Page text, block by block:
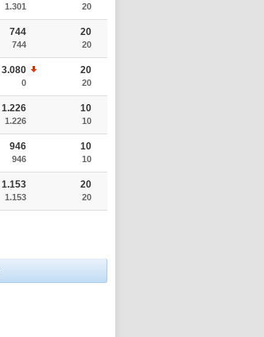
1.301 20
744
744
20
20
3.080
0
20
20
1.226
1.226
10
10
946
946
10
10
1.153
1.153
20
20